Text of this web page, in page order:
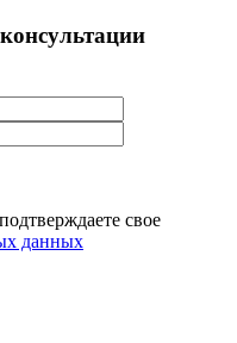
свое
данных